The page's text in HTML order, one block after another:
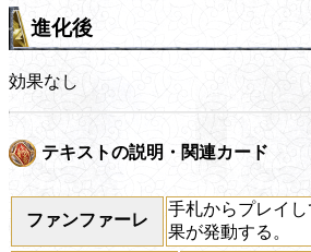
進化後
効果なし
テキストの説明・関連カード
ファンファーレ
手札からプレイ
果が発動する。